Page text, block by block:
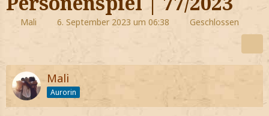
Willkommen
Jetzt Fanclub-Mitglied werden!
Mali 6. September 2023 um 06:38 Geschlossen
Mali
Aurorin